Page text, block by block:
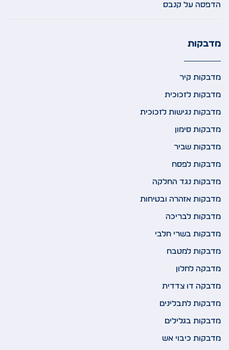
הדפסה על קנבס
מדבקות
מדבקות קיר
מדבקות לזכוכית
מדבקות נגישות לזכוכית
מדבקות סימון
מדבקות שביר
מדבקות לפסח
מדבקות נגד החלקה
מדבקות אזהרה ובטיחות
מדבקות לבריכה
מדבקות בשרי חלבי
מדבקות למטבח
מדבקה לחלון
מדבקה דו צדדית
מדבקות לתבלינים
מדבקות בגלילים
מדבקות כיבוי אש